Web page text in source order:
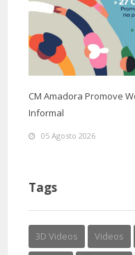
CM Amadora Promove
Informal
05 Agosto 2026
Tags
3D Videos Videos